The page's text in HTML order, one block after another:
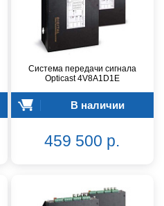
Система передачи сигнала
Opticast 4V8A1D1E
В наличии
459 500 р.